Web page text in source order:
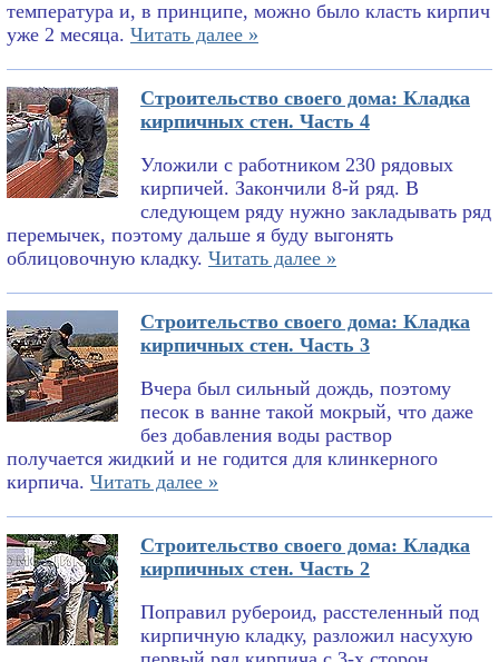
температура и, в принципе, можно было класть кирпич
уже 2 месяца. Читать далее »
Строительство своего дома: Кладка
кирпичных стен. Часть 4
Уложили с работником 230 рядовых
кирпичей. Закончили 8-й ряд. В
следующем ряду нужно закладывать ряд
перемычек, поэтому дальше я буду выгонять
облицовочную кладку. Читать далее »
Строительство своего дома: Кладка
кирпичных стен. Часть 3
Вчера был сильный дождь, поэтому
песок в ванне такой мокрый, что даже
без добавления воды раствор
получается жидкий и не годится для клинкерного
кирпича. Читать далее »
Строительство своего дома: Кладка
кирпичных стен. Часть 2
Поправил рубероид, расстеленный под
кирпичную кладку, разложил насухую